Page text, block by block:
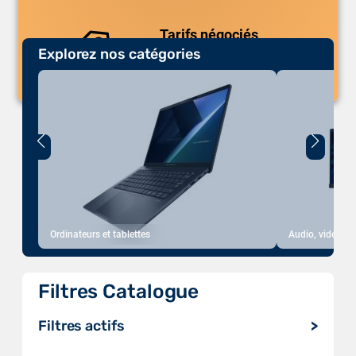
Explorez nos catégories
Ordinateurs et tablettes Audio, vidéo,
Filtres Catalogue
Filtres actifs
Tarifs négociés
Des prix compétitifs adaptés aux